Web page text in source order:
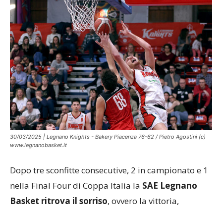
30/03/2025 | Legnano Knights - Bakery Piacenza 76-62 / Pietro Agostini (c)
www.legnanobasket.it
Dopo tre sconfitte consecutive, 2 in campionato e 1
nella Final Four di Coppa Italia la SAE Legnano
Basket ritrova il sorriso, ovvero la vittoria,